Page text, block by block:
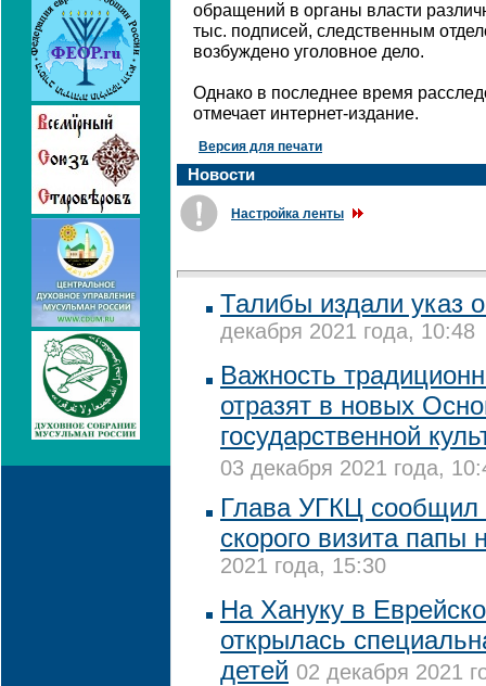
обращений в органы власти
тыс. подписей, следственным
возбуждено уголовное дело.
Однако в последнее время
отмечает интернет-издание.
Версия для печати
Новости
Настройка ленты
Талибы издали указ
декабря 2021 года, 10:48
Важность
отразят в новых
государственной
03 декабря 2021 года,
Глава УГКЦ сообщил
скорого визита папы
2021 года, 15:30
На Хануку в
открылась
детей 02 декабря 2021